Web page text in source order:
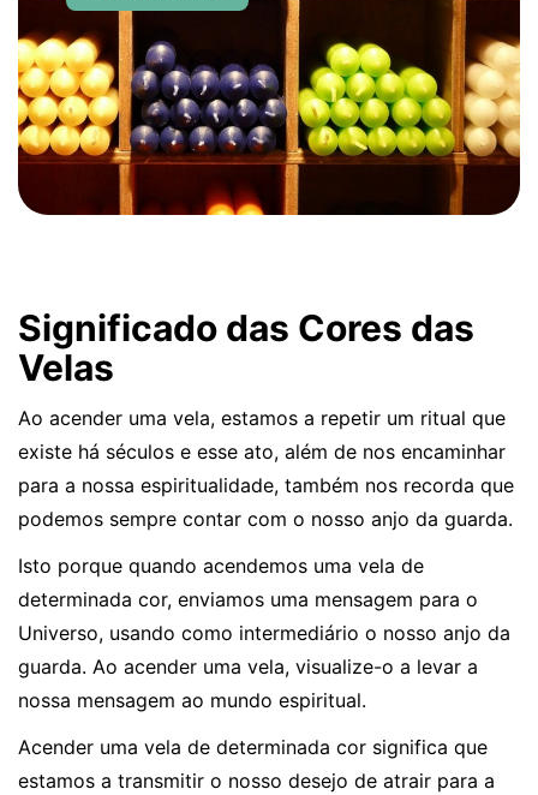
Significado das Cores das
Velas
Ao acender uma vela, estamos a repetir um ritual que
existe há séculos e esse ato, além de nos encaminhar
para a nossa espiritualidade, também nos recorda que
podemos sempre contar com o nosso anjo da guarda.
Isto porque quando acendemos uma vela de
determinada cor, enviamos uma mensagem para o
Universo, usando como intermediário o nosso anjo da
guarda. Ao acender uma vela, visualize-o a levar a
nossa mensagem ao mundo espiritual.
Acender uma vela de determinada cor significa que
estamos a transmitir o nosso desejo de atrair para a